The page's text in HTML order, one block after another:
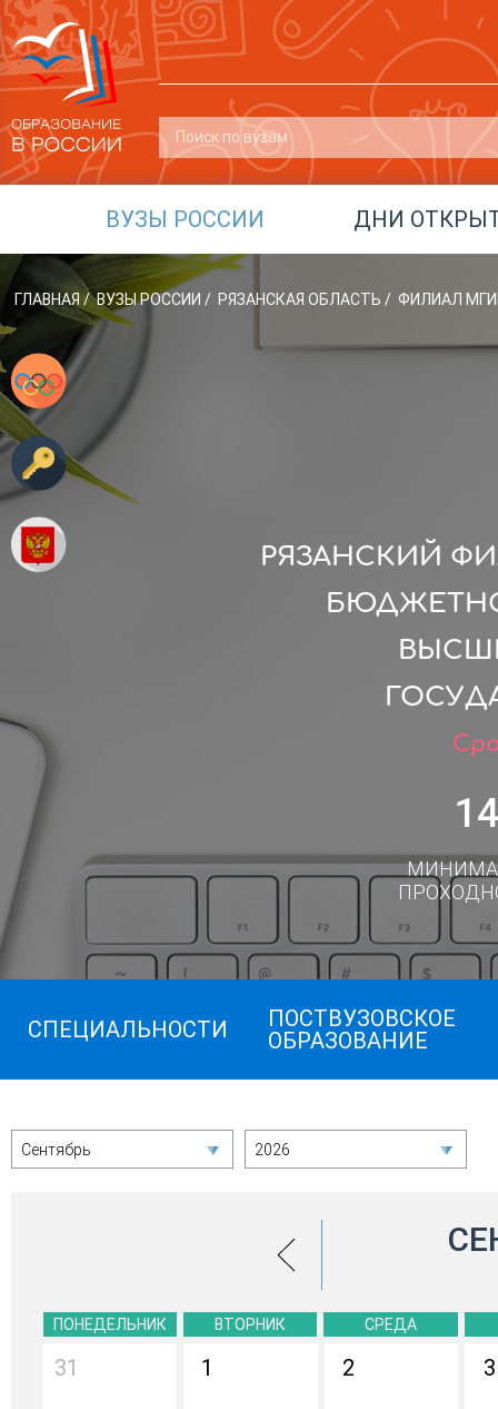
ВУЗЫ РОССИИ ДНИ
ГЛАВНАЯ / ВУЗЫ РОССИИ / РЯЗАНСКАЯ ОБЛАСТЬ / ФИЛИАЛ
РЯЗАНСКИЙ
СПЕЦИАЛЬНОСТИ
ПОСТВУЗОВСКОЕ
ОБРАЗОВАНИЕ
Сентябрь 2026
ПОНЕДЕЛЬНИК ВТОРНИК СРЕДА
31 1 2 3